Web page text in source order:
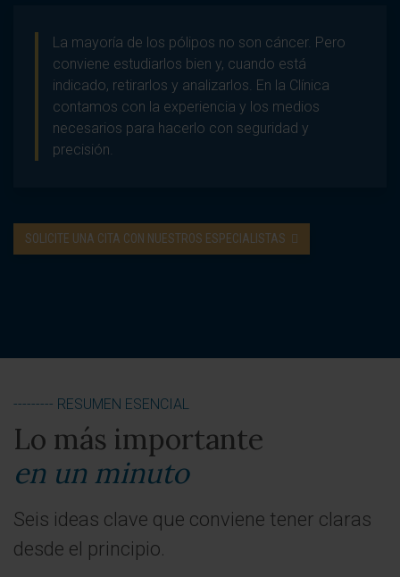
La mayoría de los pólipos no son cáncer. Pero
conviene estudiarlos bien y, cuando está
indicado, retirarlos y analizarlos. En la Clínica
contamos con la experiencia y los medios
necesarios para hacerlo con seguridad y
precisión.
SOLICITE UNA CITA CON NUESTROS ESPECIALISTAS
--------- RESUMEN ESENCIAL
Lo más importante
en un minuto
Seis ideas clave que conviene tener claras
desde el principio.